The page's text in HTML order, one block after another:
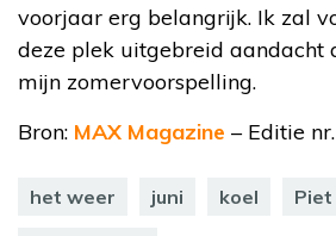
voorjaar erg belangrijk. Ik zal
deze plek uitgebreid aandacht
mijn zomervoorspelling.
Bron: MAX Magazine – Editie
het weer juni koel Piet